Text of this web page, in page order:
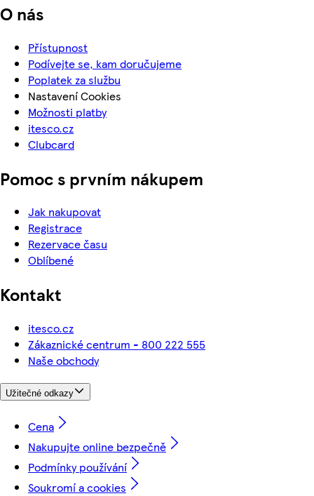
O nás
Přístupnost
Podívejte se, kam doručujeme
Poplatek za službu
Nastavení Cookies
Možnosti platby
itesco.cz
Clubcard
Pomoc s prvním nákupem
Jak nakupovat
Registrace
Rezervace času
Oblíbené
Kontakt
itesco.cz
Zákaznické centrum - 800 222 555
Naše obchody
Užitečné odkazy
Cena
Nakupujte online bezpečně
Podmínky používání
Soukromí a cookies